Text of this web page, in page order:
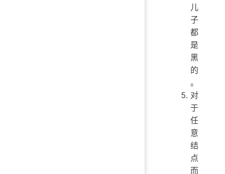
儿
子
都
是
黑
的
。
对
于
任
意
结
点
而